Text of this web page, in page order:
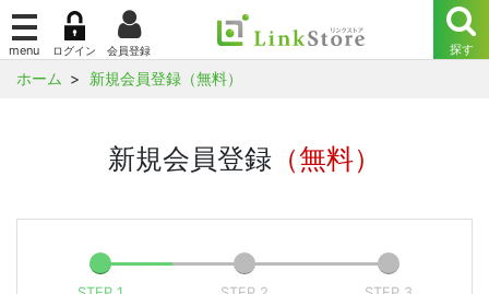
ホーム 新規会員登録（無料）
新規会員登録 （無料）